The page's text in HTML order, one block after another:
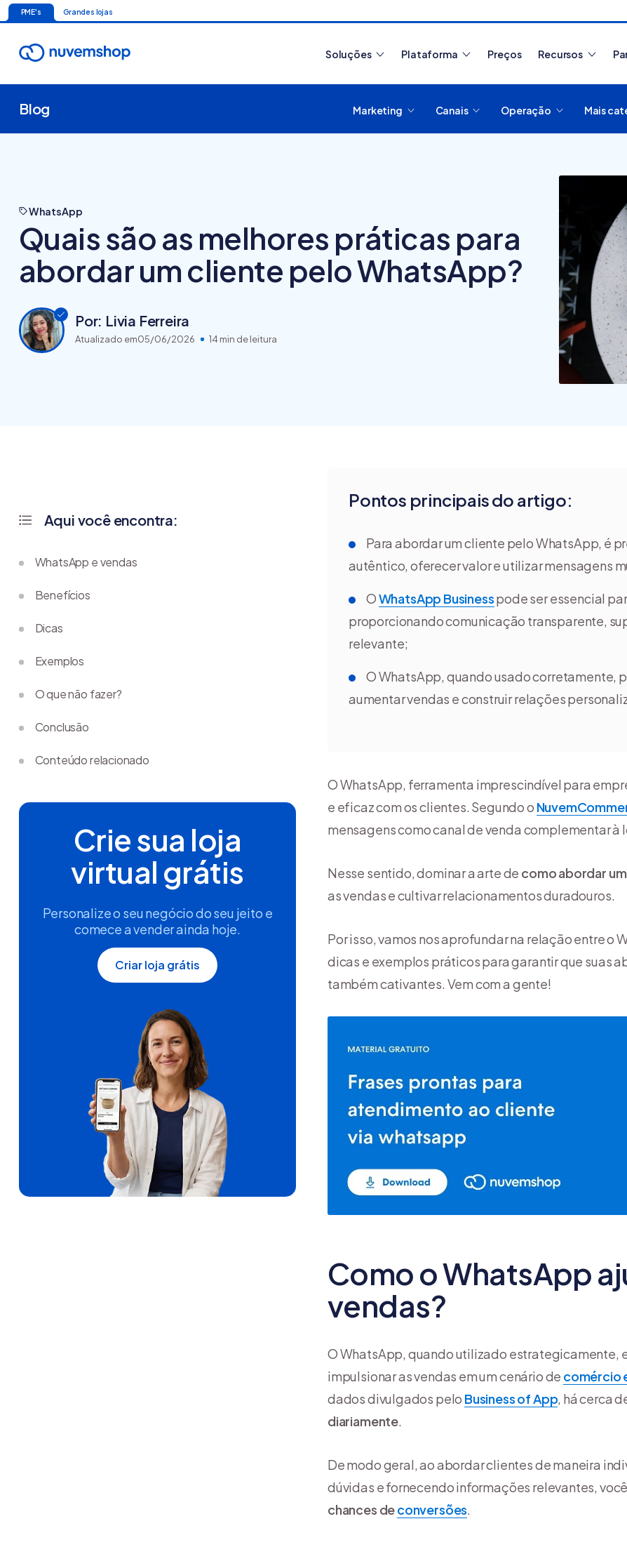
PME's Grandes lojas
Soluções Plataforma Preços Recursos
Como migrar de
plataforma de
e-commerce?
O que
são
[guia]
Blog Marketing Canais Operação Mais
WhatsApp
Quais são as melhores práticas para
abordar um cliente pelo WhatsApp?
Por: Livia Ferreira
Atualizado em05/06/2026 14 min de leitura
Pontos principais do artigo:
Para abordar um cliente pelo WhatsApp, é
autêntico, oferecer valor e utilizar mensagens
OWhatsApp Businesspode ser essencial
proporcionando comunicação transparente,
relevante;
O WhatsApp, quando usado corretamente,
aumentar vendas e construir relações
O WhatsApp, ferramenta imprescindível para
e eficaz com os clientes. Segundo o
mensagens como canal de venda complementar à
Nesse sentido, dominar a arte de como abordar
as vendas e cultivar relacionamentos duradouros.
Por isso, vamos nos aprofundar na relação entre o
dicas e exemplos práticos para garantir que suas
também cativantes. Vem com a gente!
Como o WhatsApp
vendas?
O WhatsApp, quando utilizado estrategicamente,
impulsionar as vendas em um cenário de comércio
dados divulgados pelo Business of App, há cerca
diariamente.
De modo geral, ao abordar clientes de maneira
dúvidas e fornecendo informações relevantes,
chances deconversões.
Aqui você encontra:
WhatsApp e vendas
Benefícios
Dicas
Exemplos
O que não fazer?
Conclusão
Conteúdo relacionado
Crie sua loja
virtual grátis
Personalize o seu negócio do seu jeito e
comece a vender ainda hoje.
Criar loja grátis